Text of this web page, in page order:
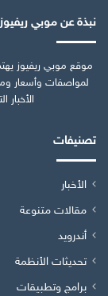
نبذة عن موبي ريفيوز
موقع موبي ريفيوز
لمواصفات وأسعار
تصنيفات
الأخبار
مقالات متنوعة
أندرويد
تحديثات الأنظمة
برامج وتطبيقات